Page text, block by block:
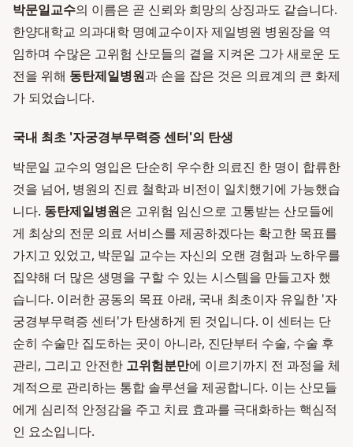
박문일교수의 이름은 곧 신뢰와 희망의 상징과도 같습니다.
한양대학교 의과대학 명예교수이자 제일병원 병원장을 역
임하며 수많은 고위험 산모들의 곁을 지켜온 그가 새로운 도
전을 위해 동탄제일병원과 손을 잡은 것은 의료계의 큰 화제
가 되었습니다.
국내 최초 '자궁경부무력증 센터'의 탄생
박문일 교수의 영입은 단순히 우수한 의료진 한 명이 합류한
것을 넘어, 병원의 진료 철학과 비전이 일치했기에 가능했습
니다. 동탄제일병원은 고위험 임신으로 고통받는 산모들에
게 최상의 전문 의료 서비스를 제공하겠다는 확고한 목표를
가지고 있었고, 박문일 교수는 자신의 오랜 경험과 노하우를
집약해 더 많은 생명을 구할 수 있는 시스템을 만들고자 했
습니다. 이러한 공동의 목표 아래, 국내 최초이자 유일한 '자
궁경부무력증 센터'가 탄생하게 된 것입니다. 이 센터는 단
순히 수술만 집도하는 곳이 아니라, 진단부터 수술, 수술 후
관리, 그리고 안전한 고위험분만에 이르기까지 전 과정을 체
계적으로 관리하는 통합 솔루션을 제공합니다. 이는 산모들
에게 심리적 안정감을 주고 치료 효과를 극대화하는 핵심적
인 요소입니다.